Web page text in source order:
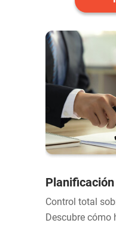
Control total
Descubre cómo